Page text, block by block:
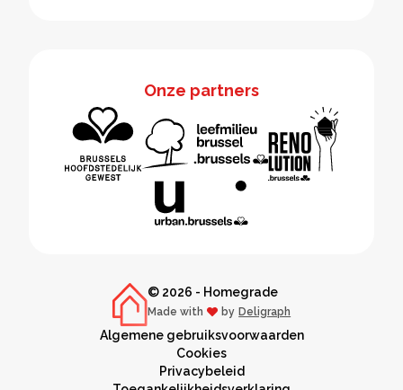
Onze partners
© 2026 - Homegrade
Made with love
by Deligraph
Algemene gebruiksvoorwaarden
Cookies
Privacybeleid